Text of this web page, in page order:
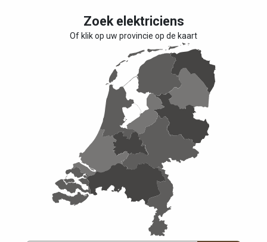
Zoek elektriciens
Of klik op uw provincie op de kaart